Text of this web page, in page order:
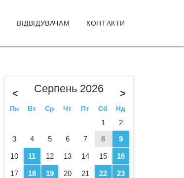
ВІДВІДУВАЧАМ КОНТАКТИ
Серпень 2026 >
<
Пн Вт Ср Чт Пт Сб Нд
1
2
3
4 5 6 7 8 9
10 11 12 13 14 15 16
17 18 19 20 21 22 23